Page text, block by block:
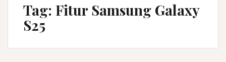
Tag: Fitur Samsung Galaxy
S25